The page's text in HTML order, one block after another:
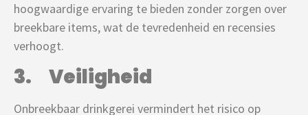
hoogwaardige ervaring te bieden zonder zorgen over
breekbare items, wat de tevredenheid en recensies
verhoogt.
3. Veiligheid
Onbreekbaar drinkgerei vermindert het risico op